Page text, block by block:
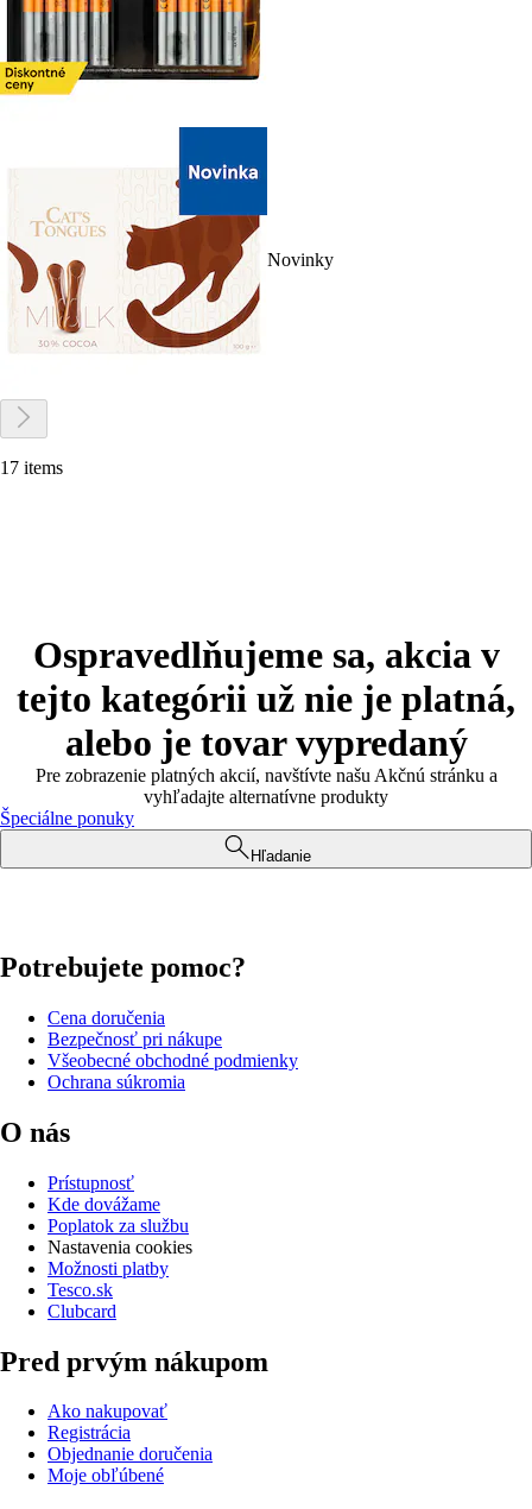
Novinky
17 items
Ospravedlňujeme sa, akcia v
tejto kategórii už nie je platná,
alebo je tovar vypredaný
Pre zobrazenie platných akcií, navštívte našu Akčnú stránku a
vyhľadajte alternatívne produkty
Špeciálne ponuky
Hľadanie
Potrebujete pomoc?
Cena doručenia
Bezpečnosť pri nákupe
Všeobecné obchodné podmienky
Ochrana súkromia
O nás
Prístupnosť
Kde dovážame
Poplatok za službu
Nastavenia cookies
Možnosti platby
Tesco.sk
Clubcard
Pred prvým nákupom
Ako nakupovať
Registrácia
Objednanie doručenia
Moje obľúbené